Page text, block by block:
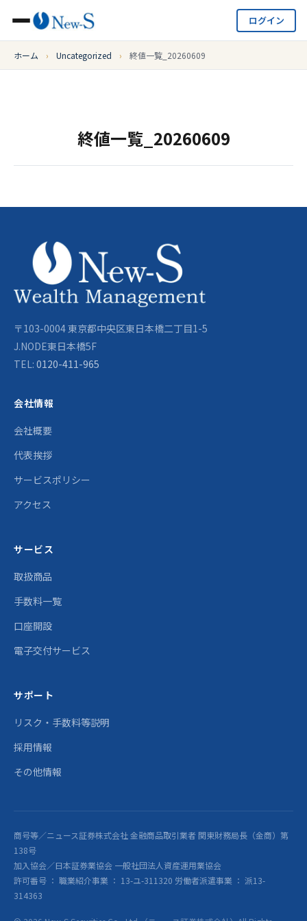
ログイン
ホーム › Uncategorized › 終値一覧_20260609
終値一覧_20260609
〒103-0004 東京都中央区東日本橋二丁目1-5
J.NODE東日本橋5F
TEL: 0120-411-965
会社情報
会社概要
代表挨拶
サービスポリシー
アクセス
サービス
取扱商品
手数料一覧
口座開設
電子交付サービス
サポート
リスク・手数料等説明
採用情報
その他情報
商号等／ニュース証券株式会社 金融商品取引業者 関東財務局長（金商）第
138号
加入協会／日本証券業協会 一般社団法人資産運用業協会
許可番号 ： 職業紹介事業 ： 13-ユ-311320 労働者派遣事業 ： 派13-
314363